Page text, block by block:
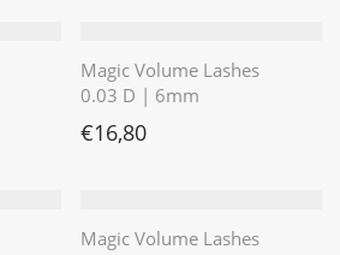
Magic Volume Lashes
0.03 D | 6mm
€16,80
Magic Volume Lashes